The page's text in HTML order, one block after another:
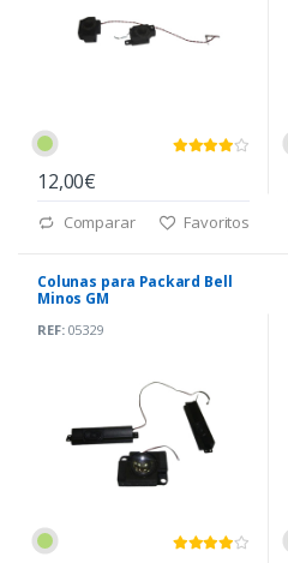
12,00€
Comparar Favoritos
Colunas para Packard Bell
Minos GM
REF:05329